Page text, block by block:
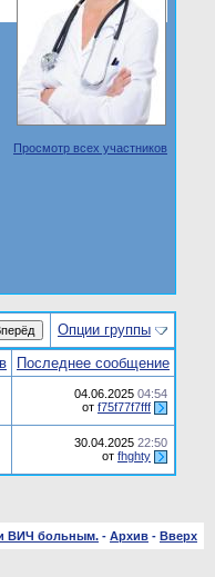
Просмотр всех участников
Опции группы
Последнее сообщение
04.06.2025 04:54
от f75f77f7fff
30.04.2025 22:50
от fhghty
ВИЧ больным. - Архив - Вверх